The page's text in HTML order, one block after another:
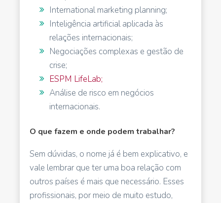
International marketing planning;
Inteligência artificial aplicada às
relações internacionais;
Negociações complexas e gestão de
crise;
ESPM LifeLab;
Análise de risco em negócios
internacionais.
O que fazem e onde podem trabalhar?
Sem dúvidas, o nome já é bem explicativo, e
vale lembrar que ter uma boa relação com
outros países é mais que necessário. Esses
profissionais, por meio de muito estudo,